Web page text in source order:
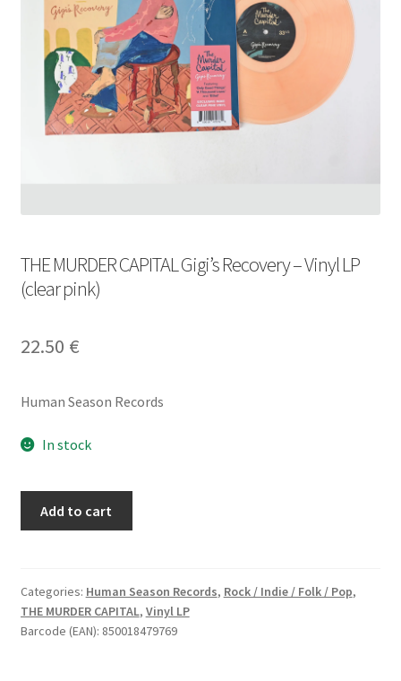
THE MURDER CAPITAL Gigi’s Recovery – Vinyl LP
(clear pink)
22.50 €
Human Season Records
In stock
Recovery
-
Vinyl
Add to cart
Categories: Human Season Records, Rock / Indie / Folk / Pop,
THE MURDER CAPITAL, Vinyl LP
Barcode (EAN): 850018479769